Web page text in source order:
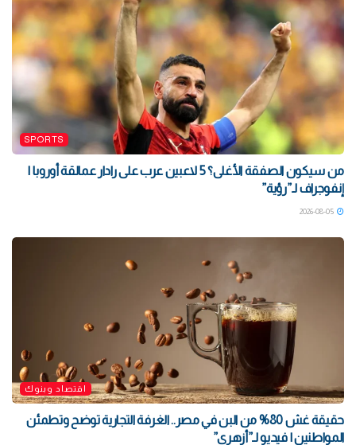
SPORTS
من سيكون الصفقة الأغلى؟ 5 لاعبين عرب على رادار عمالقة أوروبا |
إنفوجراف لـ”رؤية”
اقتصاد وبنوك
حقيقة غش 80% من البن في مصر.. الغرفة التجارية توضح وتطمئن
المواطنين | فيديو لـ”أزهري”